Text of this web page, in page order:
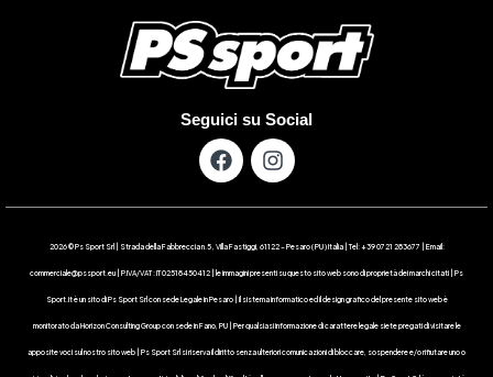
Seguici su Social
2026 © Ps Sport Srl | Strada della Fabbreccia n.5 , Villa Fastiggi, 61122 – Pesaro ( PU ) Italia | Tel: +39 0721 283677 | Email:
commerciale@pssport.eu | P.IVA/VAT : IT 02518450412 | le immagini presenti su questo sito web sono di proprietà dei marchi citati | Ps
Sport.it è un sito di Ps Sport Srl con sede Legale in Pesaro | Il sistema informatico ed il design grafico del presente sito web è
monitorato da Horizon Consulting Group con sede in Fano, PU | Per qualsiasi informazione di carattere legale siete pregati di visitare le
apposite voci sul nostro sito web | Ps Sport Srl si riserva il diritto senza ulteriori comunicazioni di bloccare, sospendere e/o rifiutare uno o